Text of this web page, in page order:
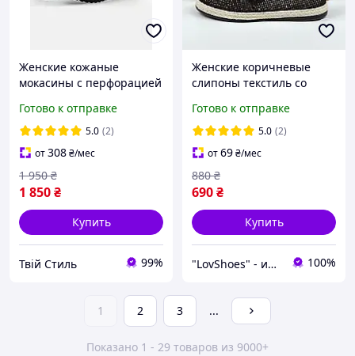
Женские кожаные
мокасины с перфорацией
Готово к отправке
5.0 (2)
от308₴/мес
1 850₴
1 950 ₴
Купить
Твій Стиль 99%
Женские коричневые
слипоны текстиль со
плетеным кантом
Готово к отправке
5.0 (2)
от69₴/мес
690₴
880 ₴
Купить
"LovShoes" - интернет-магазин женской обуви 100%
1 2 3 ...
Показано 1 - 29 товаров из 9000+